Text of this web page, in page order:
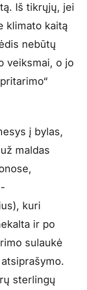
Iš tikrųjų, jei
klimato kaitą
nebūtų
veiksmai, o jo
į bylas,
maldas
kuri
ir po
sulaukė
sterlingų